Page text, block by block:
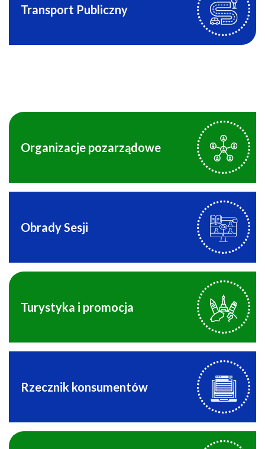
Transport Publiczny
Organizacje pozarządowe
Obrady Sesji
Turystyka i promocja
Rzecznik konsumentów